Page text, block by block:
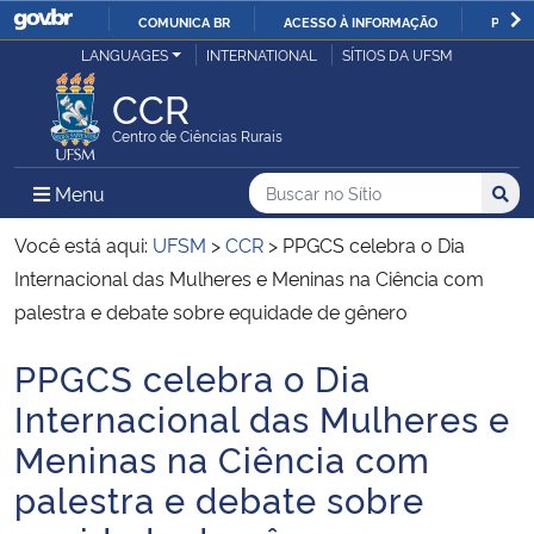
IR
COMUNICA BR ACESSO À INFORMAÇÃO
Ministério da Justiça e Segurança Pública
Ministério da Defesa
Ministério das Relações Exteriores
Ministério da Economia
Ministério da Infraestrutura
Ministério da Agricultura, Pecuária e Abastecimento
Ministério da Educação
LANGUAGES INTERNATIONAL SÍTIOS DA UFSM
CCR
Centro de Ciências Rurais
Menu Menu Principal do Sítio
Busca
Buscar no no Sítio
Busca:
Você está aqui: UFSM >CCR > PPGCS celebra o Dia
Internacional das Mulheres e Meninas na Ciência com
palestra e debate sobre equidade de gênero
Início do conteúdo
PPGCS celebra o Dia
Internacional das Mulheres e
Meninas na Ciência com
palestra e debate sobre